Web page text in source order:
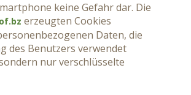
keine Gefahr dar. Die
erzeugten Cookies
Daten, die
des Benutzers verwendet
nur verschlüsselte